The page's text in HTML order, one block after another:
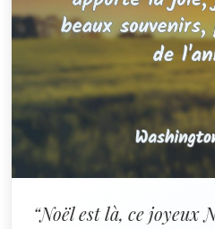
“Noël est là, ce joyeux